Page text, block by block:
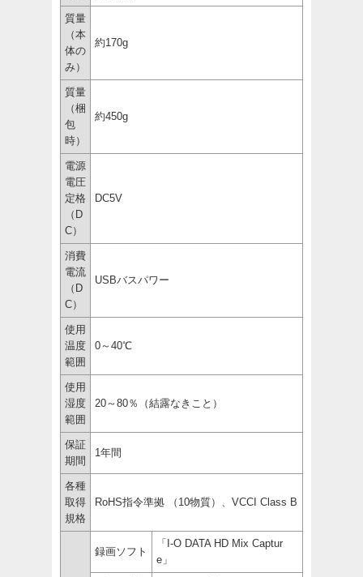
質量
（本
体の
み）
約170g
質量
（梱
包
時）
約450g
電源
電圧
定格
（D
C）
DC5V
消費
電流
（D
C）
USBバスパワー
使用
温度
範囲
0～40℃
使用
湿度
範囲
20～80％（結露なきこと）
保証
期間
1年間
各種
取得
規格
RoHS指令準拠 （10物質）、VCCI Class B
録画ソフト
「I-O DATA HD Mix Captur
e」